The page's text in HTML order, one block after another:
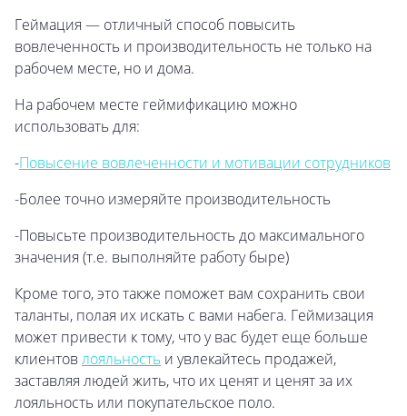
Геймация — отличный способ повысить
вовлеченность и производительность не только на
рабочем месте, но и дома.
На рабочем месте геймификацию можно
использовать для:
-Повысение вовлеченности и мотивации сотрудников
-Более точно измеряйте производительность
-Повысьте производительность до максимального
значения (т.е. выполняйте работу быре)
Кроме того, это также поможет вам сохранить свои
таланты, полая их искать с вами набега. Геймизация
может привести к тому, что у вас будет еще больше
клиентовлояльность и увлекайтесь продажей,
заставляя людей жить, что их ценят и ценят за их
лояльность или покупательское поло.